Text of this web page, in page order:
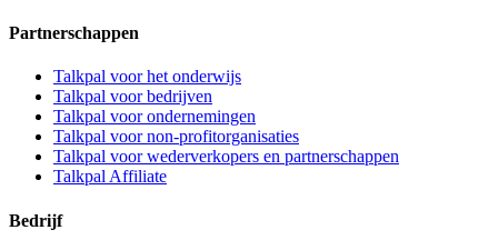
Partnerschappen
Talkpal voor het onderwijs
Talkpal voor bedrijven
Talkpal voor ondernemingen
Talkpal voor non-profitorganisaties
Talkpal voor wederverkopers en partnerschappen
Talkpal Affiliate
Bedrijf